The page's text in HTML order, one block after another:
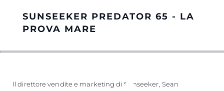
HERITAGE
SUNSEEKER PREDATOR 65 - LA
PROVA MARE
Il direttore vendite e marketing di Sunseeker, Sean